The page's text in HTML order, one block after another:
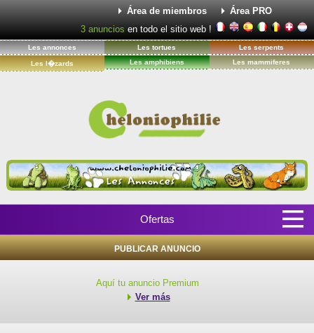
Área de miembros
Área PRO
3 anuncios en todo el sitio web !
Les annonces Les tortues Les serpents
Les l�zards Les amphibiens Les mammiferes
Ofertas
PUBLICAR ANUNCIO
Aquí tu anuncio Premium
Ver más